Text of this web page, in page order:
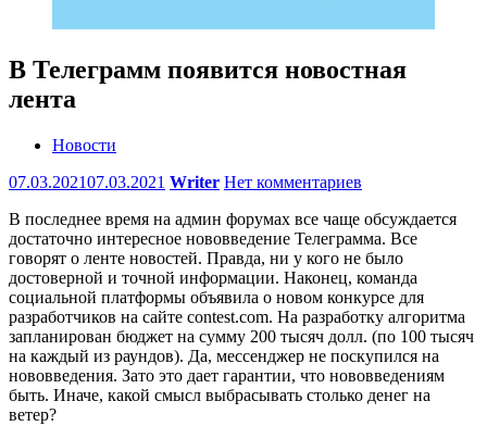
В Телеграмм появится новостная
лента
Новости
07.03.202107.03.2021 Writer Нет комментариев
В последнее время на админ форумах все чаще обсуждается
достаточно интересное нововведение Телеграмма. Все
говорят о ленте новостей. Правда, ни у кого не было
достоверной и точной информации. Наконец, команда
социальной платформы объявила о новом конкурсе для
разработчиков на сайте contest.com. На разработку алгоритма
запланирован бюджет на сумму 200 тысяч долл. (по 100 тысяч
на каждый из раундов). Да, мессенджер не поскупился на
нововведения. Зато это дает гарантии, что нововведениям
быть. Иначе, какой смысл выбрасывать столько денег на
ветер?